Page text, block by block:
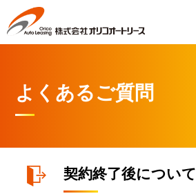
よくあるご質問
契約終了後について